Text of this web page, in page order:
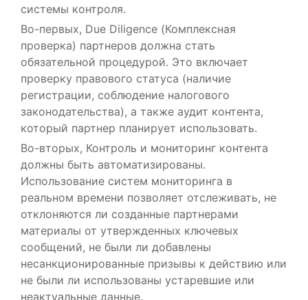
системы контроля.
Во-первых, Due Diligence (Комплексная
проверка) партнеров должна стать
обязательной процедурой. Это включает
проверку правового статуса (наличие
регистрации, соблюдение налогового
законодательства), а также аудит контента,
который партнер планирует использовать.
Во-вторых, Контроль и мониторинг контента
должны быть автоматизированы.
Использование систем мониторинга в
реальном времени позволяет отслеживать, не
отклоняются ли созданные партнерами
материалы от утвержденных ключевых
сообщений, не были ли добавлены
несанкционированные призывы к действию или
не были ли использованы устаревшие или
неактуальные данные.